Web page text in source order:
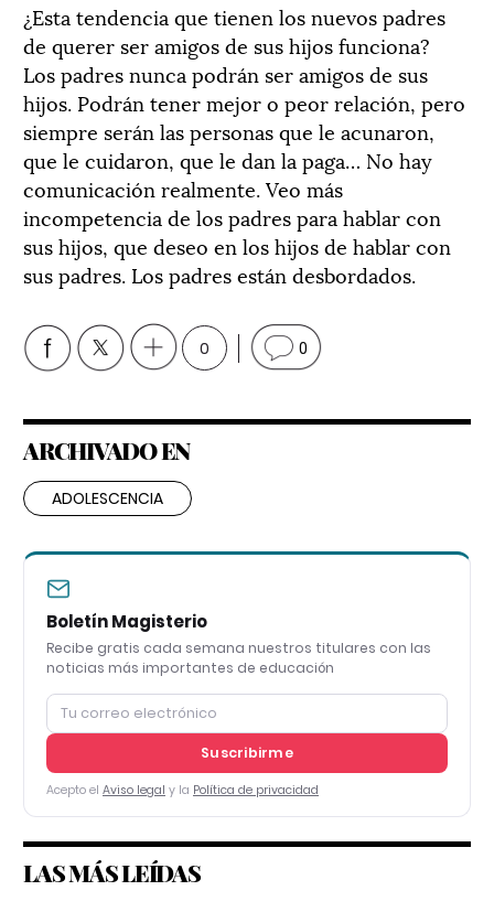
¿Esta tendencia que tienen los nuevos padres
de querer ser amigos de sus hijos funciona?
Los padres nunca podrán ser amigos de sus
hijos. Podrán tener mejor o peor relación, pero
siempre serán las personas que le acunaron,
que le cuidaron, que le dan la paga… No hay
comunicación realmente. Veo más
incompetencia de los padres para hablar con
sus hijos, que deseo en los hijos de hablar con
sus padres. Los padres están desbordados.
0 0
ARCHIVADO EN
ADOLESCENCIA
Boletín Magisterio
Recibe gratis cada semana nuestros titulares con las
noticias más importantes de educación
Suscribirme
Acepto el Aviso legal y la Política de privacidad
LAS MÁS LEÍDAS